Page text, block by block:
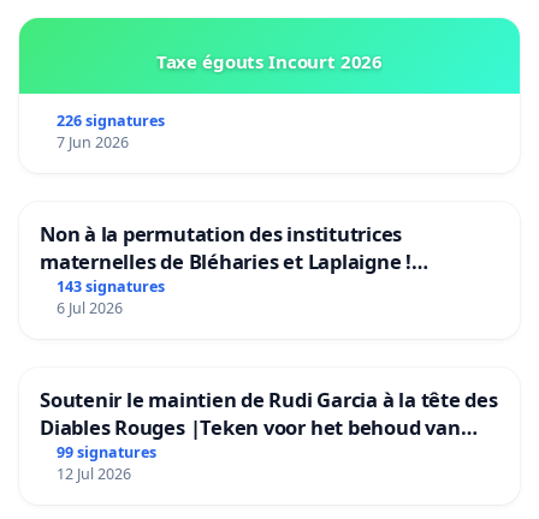
Taxe égouts Incourt 2026
226 signatures
7 Jun 2026
Non à la permutation des institutrices
maternelles de Bléharies et Laplaigne !
Préservons la stabilité de nos enfants.
143 signatures
6 Jul 2026
Soutenir le maintien de Rudi Garcia à la tête des
Diables Rouges |Teken voor het behoud van
Rudi Garcia als bondscoach
99 signatures
12 Jul 2026